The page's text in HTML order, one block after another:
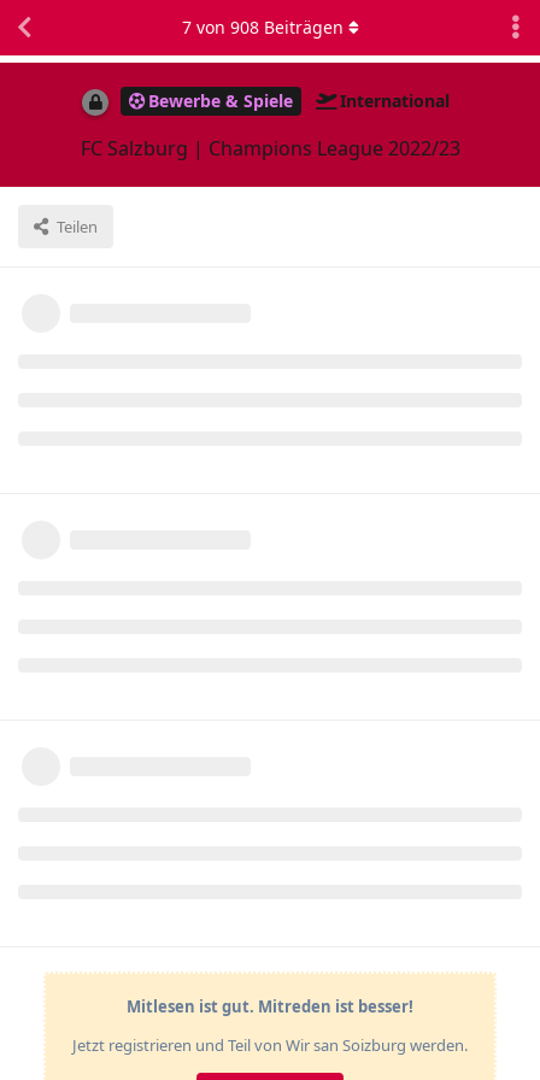
Bewerbe & Spiele International
FC Salzburg | Champions League 2022/23
Teilen
7von 908Beiträgen
Mitlesen ist gut. Mitreden ist besser!
Jetzt registrieren und Teil von Wir san Soizburg werden.